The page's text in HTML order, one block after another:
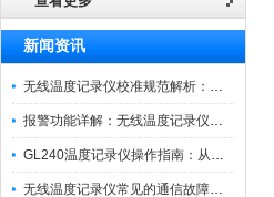
新闻资讯
无线温度记录仪校准规范解析：从多点比对到不确定度评定的实操流程
报警功能详解：无线温度记录仪的阈值设定与通知机制
GL240温度记录仪操作指南：从开箱、接线到数据导出的标准化流程
无线温度记录仪常见的通信故障诊断与排除指南